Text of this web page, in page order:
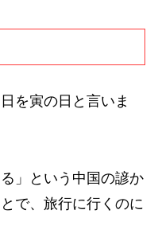
を寅の日と言いま
」という中国の諺か
で、旅行に行くのに